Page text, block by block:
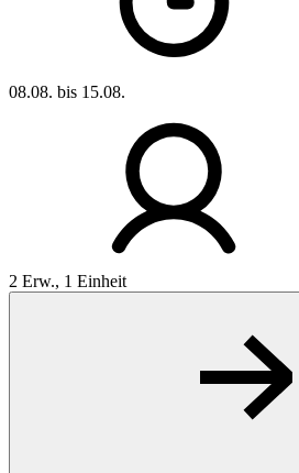
08.08. bis 15.08.
2 Erw., 1 Einheit